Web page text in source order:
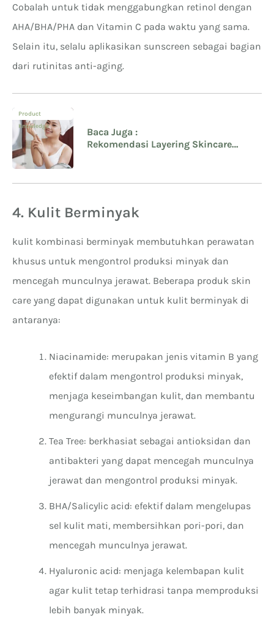
Cobalah untuk tidak menggabungkan retinol dengan
AHA/BHA/PHA dan Vitamin C pada waktu yang sama.
Selain itu, selalu aplikasikan sunscreen sebagai bagian
dari rutinitas anti-aging.
Product
Knowledge
Baca Juga :
Rekomendasi Layering Skincare
4. Kulit Berminyak
kulit kombinasi berminyak membutuhkan perawatan
khusus untuk mengontrol produksi minyak dan
mencegah munculnya jerawat. Beberapa produk skin
care yang dapat digunakan untuk kulit berminyak di
antaranya:
Niacinamide: merupakan jenis vitamin B yang
efektif dalam mengontrol produksi minyak,
menjaga keseimbangan kulit, dan membantu
mengurangi munculnya jerawat.
Tea Tree: berkhasiat sebagai antioksidan dan
antibakteri yang dapat mencegah munculnya
jerawat dan mengontrol produksi minyak.
BHA/Salicylic acid: efektif dalam mengelupas
sel kulit mati, membersihkan pori-pori, dan
mencegah munculnya jerawat.
Hyaluronic acid: menjaga kelembapan kulit
agar kulit tetap terhidrasi tanpa memproduksi
lebih banyak minyak.